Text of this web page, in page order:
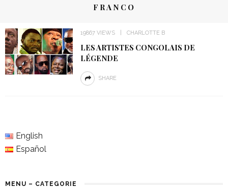
FRANCO
19867 VIEWS CHARLOTTE B
LES ARTISTES CONGOLAIS DE
LÉGENDE
SHARE
English
Español
MENU – CATEGORIE